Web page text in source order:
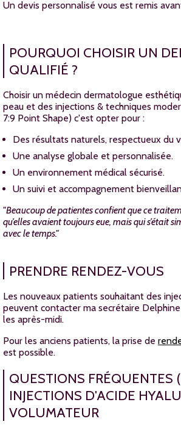
Un devis personnalisé vous est remis
POURQUOI CHOISIR UN
QUALIFIÉ ?
Choisir un médecin dermatologue
peau et des injections & techniques
7:9 Point Shape) c'est opter pour :
Des résultats naturels, respectueux du
Une analyse globale et personnalisée.
Un environnement médical sécurisé.
Un suivi et accompagnement
"Beaucoup de patientes confient que ce
qu’elles avaient toujours eue, mais qui s’était
avec le temps."
PRENDRE RENDEZ-VOUS
Les nouveaux patients souhaitant des
peuvent contacter ma secrétaire
les après-midi.
Pour les anciens patients, la prise de
est possible.
QUESTIONS FRÉQUENTES
INJECTIONS D'ACIDE
VOLUMATEUR